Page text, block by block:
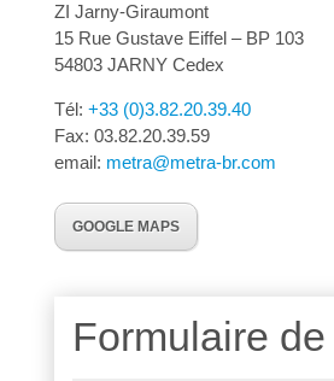
ZI Jarny-Giraumont
15 Rue Gustave Eiffel – BP 103
54803 JARNY Cedex
Tél: +33 (0)3.82.20.39.40
Fax: 03.82.20.39.59
email: metra@metra-br.com
GOOGLE MAPS
Formulaire